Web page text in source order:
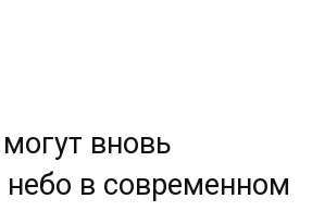
вновь
небо в современном